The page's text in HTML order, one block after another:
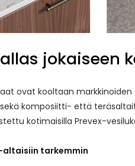
jokaiseen
ovat kooltaan
komposiitti- että
kotimaisilla Prevex-
altaisiin tarkemmin